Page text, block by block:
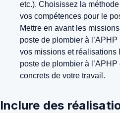
etc.). Choisissez la
vos compétences pour le
Mettre en avant les
poste de plombier à
vos missions et réalisations
poste de plombier à
concrets de votre travail.
Inclure des